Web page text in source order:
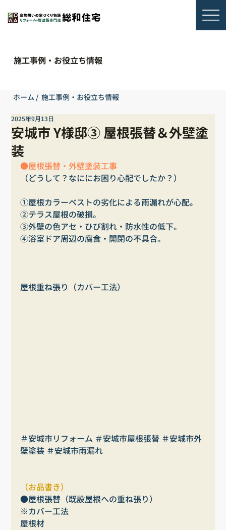
施工事例・お役立ち情報
安城市 Y様邸③ 屋根張替＆外壁塗
装
2025年9月13日
●屋根張替・外壁塗装工事
（どうして？なににお困り心配でしたか？）
①屋根カラーベストの劣化による雨漏れが心配。
②テラス屋根の破損。
③外壁の色アセ・ひび割れ・防水性の低下。
④浴室ドア周辺の腐食・開閉の不具合。
屋根重ね張り（カバー工法）
＃安城市リフォーム ＃安城市屋根張替 ＃安城市外
壁塗装 ＃安城市雨漏れ
（お品書き）
●屋根張替（既設屋根への重ね張り）
※カバー工法
屋根材
ホーム / 施工事例・お役立ち情報